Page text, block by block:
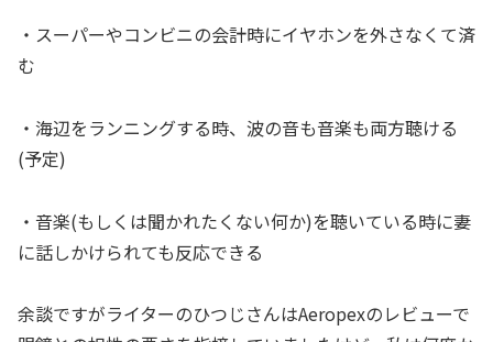
・スーパーやコンビニの会計時にイヤホンを外さなくて済
む
・海辺をランニングする時、波の音も音楽も両方聴ける
(予定)
・音楽(もしくは聞かれたくない何か)を聴いている時に妻
に話しかけられても反応できる
余談ですがライターのひつじさんはAeropexのレビューで